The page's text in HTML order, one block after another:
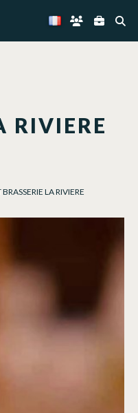
RIVIERE
LA RIVIERE